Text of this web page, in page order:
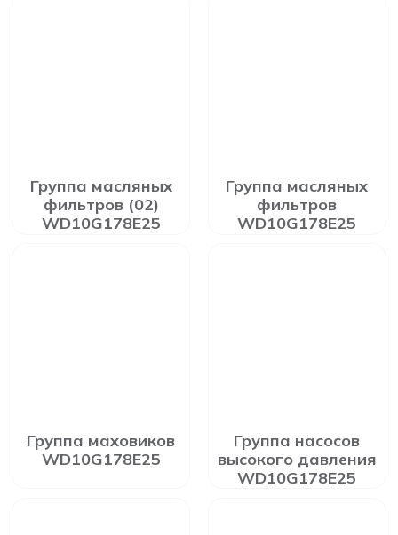
Группа масляных
фильтров (02)
WD10G178E25
Группа масляных
фильтров
WD10G178E25
Группа маховиков
WD10G178E25
Группа насосов
высокого давления
WD10G178E25